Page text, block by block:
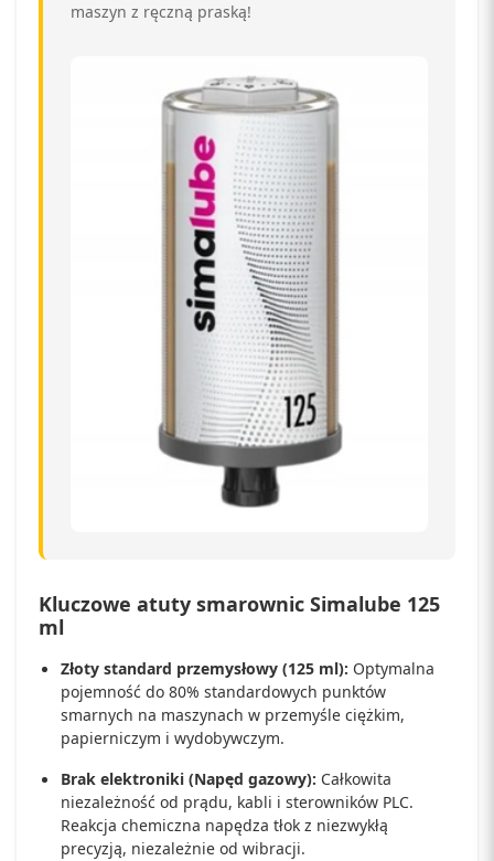
maszyn z ręczną praską!
Kluczowe atuty smarownic Simalube 125
ml
Złoty standard przemysłowy (125 ml): Optymalna
pojemność do 80% standardowych punktów
smarnych na maszynach w przemyśle ciężkim,
papierniczym i wydobywczym.
Brak elektroniki (Napęd gazowy): Całkowita
niezależność od prądu, kabli i sterowników PLC.
Reakcja chemiczna napędza tłok z niezwykłą
precyzją, niezależnie od wibracji.